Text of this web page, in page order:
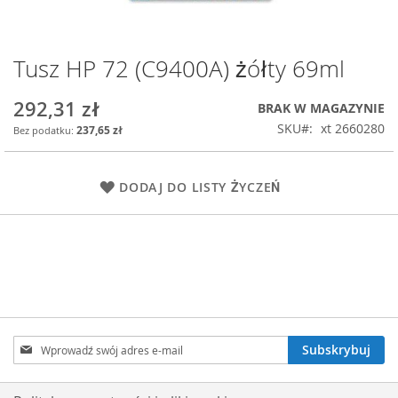
Przejdź
na
początek
galerii
Tusz HP 72 (C9400A) żółty 69ml
292,31 zł
237,65 zł
BRAK W MAGAZYNIE
SKU
xt 2660280
DODAJ DO LISTY ŻYCZEŃ
Subskrybuj
nasz
newsletter:
Subskrybuj